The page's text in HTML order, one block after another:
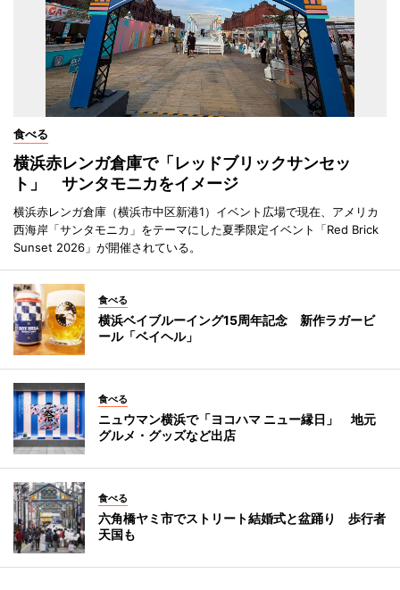
食べる
横浜赤レンガ倉庫で「レッドブリックサンセッ
ト」 サンタモニカをイメージ
横浜赤レンガ倉庫（横浜市中区新港1）イベント広場で現在、アメリカ
西海岸「サンタモニカ」をテーマにした夏季限定イベント「Red Brick
Sunset 2026」が開催されている。
食べる
横浜ベイブルーイング15周年記念 新作ラガービ
ール「ベイヘル」
食べる
ニュウマン横浜で「ヨコハマ ニュー縁日」 地元
グルメ・グッズなど出店
食べる
六角橋ヤミ市でストリート結婚式と盆踊り 歩行者
天国も